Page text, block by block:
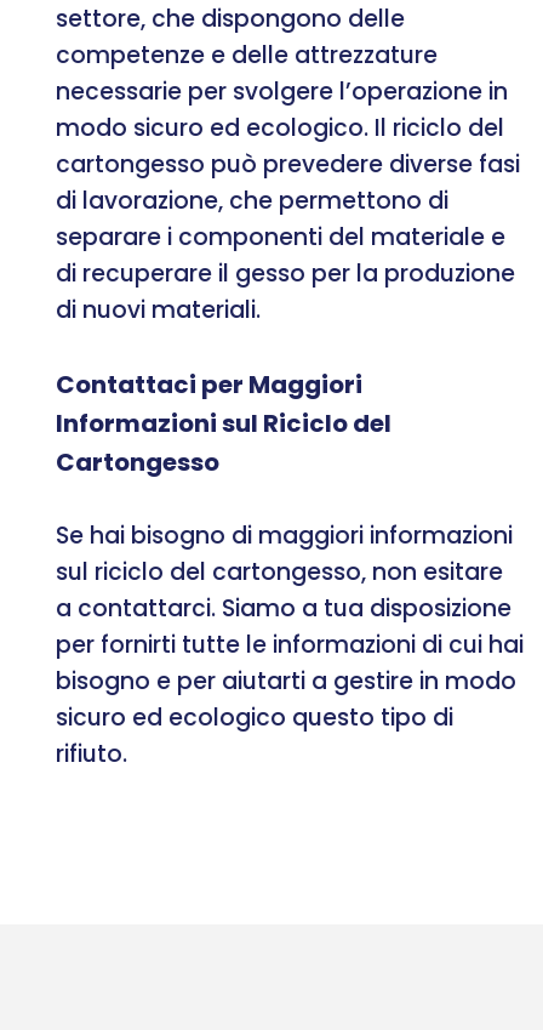
settore, che dispongono delle
competenze e delle attrezzature
necessarie per svolgere l’operazione in
modo sicuro ed ecologico. Il riciclo del
cartongesso può prevedere diverse fasi
di lavorazione, che permettono di
separare i componenti del materiale e
di recuperare il gesso per la produzione
di nuovi materiali.
Contattaci per Maggiori
Informazioni sul Riciclo del
Cartongesso
Se hai bisogno di maggiori informazioni
sul riciclo del cartongesso, non esitare
a contattarci. Siamo a tua disposizione
per fornirti tutte le informazioni di cui hai
bisogno e per aiutarti a gestire in modo
sicuro ed ecologico questo tipo di
rifiuto.